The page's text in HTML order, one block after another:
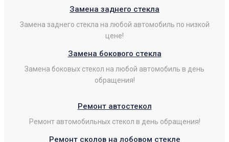
Замена заднего стекла
Замена заднего стекла на любой автомобиль по низкой
цене!
Замена бокового стекла
Замена боковых стекол на любой автомобиль в день
обращения!
Ремонт автостекол
Ремонт автомобильных стекол в день обращения!
Ремонт сколов на лобовом стекле